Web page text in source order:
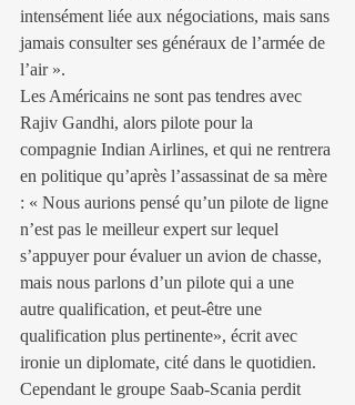
intensément liée aux négociations, mais sans
jamais consulter ses généraux de l’armée de
l’air ».
Les Américains ne sont pas tendres avec
Rajiv Gandhi, alors pilote pour la
compagnie Indian Airlines, et qui ne rentrera
en politique qu’après l’assassinat de sa mère
: « Nous aurions pensé qu’un pilote de ligne
n’est pas le meilleur expert sur lequel
s’appuyer pour évaluer un avion de chasse,
mais nous parlons d’un pilote qui a une
autre qualification, et peut-être une
qualification plus pertinente», écrit avec
ironie un diplomate, cité dans le quotidien.
Cependant le groupe Saab-Scania perdit